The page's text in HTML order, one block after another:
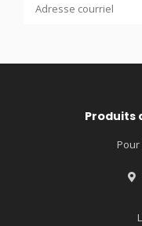
Produits
Pour